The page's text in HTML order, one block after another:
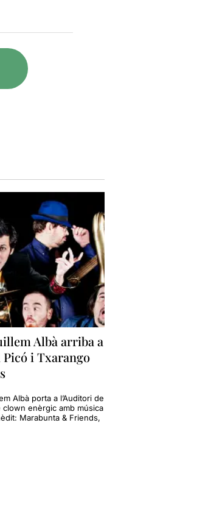
Albà arriba a
i Txarango
Albà porta a l’Auditori de
enèrgic amb música
Marabunta & Friends,